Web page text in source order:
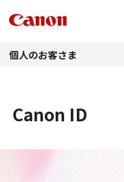
個人のお客さま
Canon ID